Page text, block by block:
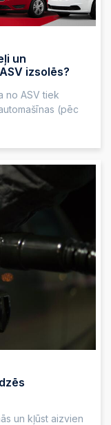
un
izsolēs?
no ASV tiek
(pēc
un kļūst aizvien